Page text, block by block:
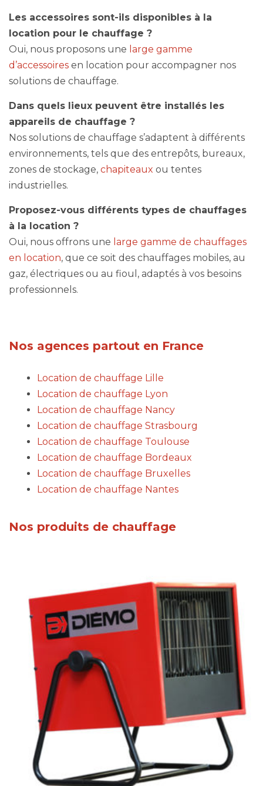
Les accessoires sont-ils disponibles à la
location pour le chauffage ?
Oui, nous proposons une large gamme
d’accessoires en location pour accompagner nos
solutions de chauffage.
Dans quels lieux peuvent être installés les
appareils de chauffage ?
Nos solutions de chauffage s’adaptent à différents
environnements, tels que des entrepôts, bureaux,
zones de stockage, chapiteaux ou tentes
industrielles.
Proposez-vous différents types de chauffages
à la location ?
Oui, nous offrons une large gamme de chauffages
en location, que ce soit des chauffages mobiles, au
gaz, électriques ou au fioul, adaptés à vos besoins
professionnels.
Nos agences partout en France
Location de chauffage Lille
Location de chauffage Lyon
Location de chauffage Nancy
Location de chauffage Strasbourg
Location de chauffage Toulouse
Location de chauffage Bordeaux
Location de chauffage Bruxelles
Location de chauffage Nantes
Nos produits de chauffage